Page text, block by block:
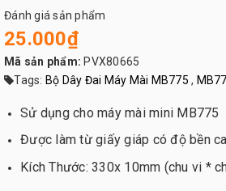
Đánh giá sản phẩm
25.000₫
Mã sản phẩm: PVX80665
Tags: Bộ Dây Đai Máy Mài MB775 ,
Sử dụng cho máy mài mini MB775
Được làm từ giấy giáp có độ bền
Kích Thước: 330x 10mm (chu vi *